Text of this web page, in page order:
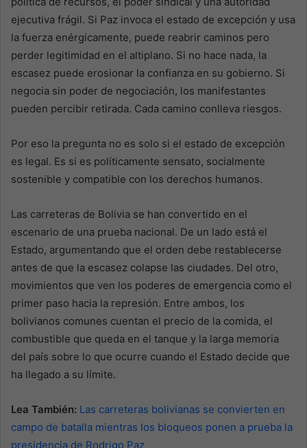
ejecutiva frágil. Si Paz invoca el estado de excepción y usa
la fuerza enérgicamente, puede reabrir caminos pero
perder legitimidad en el altiplano. Si no hace nada, la
escasez puede erosionar la confianza en su gobierno. Si
negocia sin poder de negociación, los manifestantes
pueden percibir retirada. Cada camino conlleva riesgos.
Por eso la pregunta no es solo si el estado de excepción
es legal. Es si es políticamente sensato, socialmente
sostenible y compatible con los derechos humanos.
Las carreteras de Bolivia se han convertido en el
escenario de una prueba nacional. De un lado está el
Estado, argumentando que el orden debe restablecerse
antes de que la escasez colapse las ciudades. Del otro,
movimientos que ven los poderes de emergencia como el
primer paso hacia la represión. Entre ambos, los
bolivianos comunes cuentan el precio de la comida, el
combustible que queda en el tanque y la larga memoria
del país sobre lo que ocurre cuando el Estado decide que
ha llegado a su límite.
Lea También: Las carreteras bolivianas se convierten en
campo de batalla mientras los bloqueos ponen a prueba la
presidencia de Rodrigo Paz